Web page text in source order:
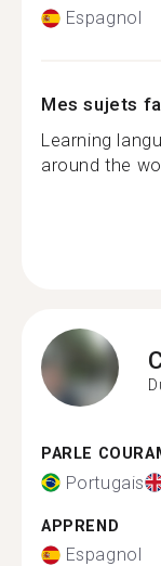
Espagnol
Mes sujets
Learning
around the
PARLE
Portugais
APPREND
Espagnol